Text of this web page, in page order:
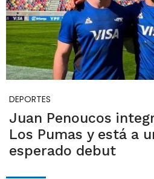
DEPORTES
Juan Penoucos
Los Pumas y está a
esperado debut